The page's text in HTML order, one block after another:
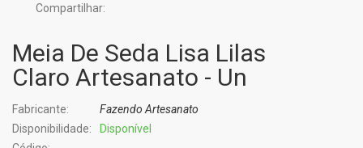
Compartilhar:
Meia De Seda Lisa Lilas
Claro Artesanato - Un
Fabricante:
Fazendo Artesanato
Disponibilidade:
Disponível